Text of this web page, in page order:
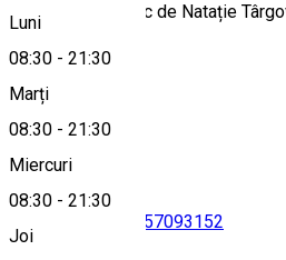
Luni
08:30 - 21:30
Marți
08:30 - 21:30
Miercuri
08:30 - 21:30
Joi
Complexul Turistic de Natație
Hartă
0757093152